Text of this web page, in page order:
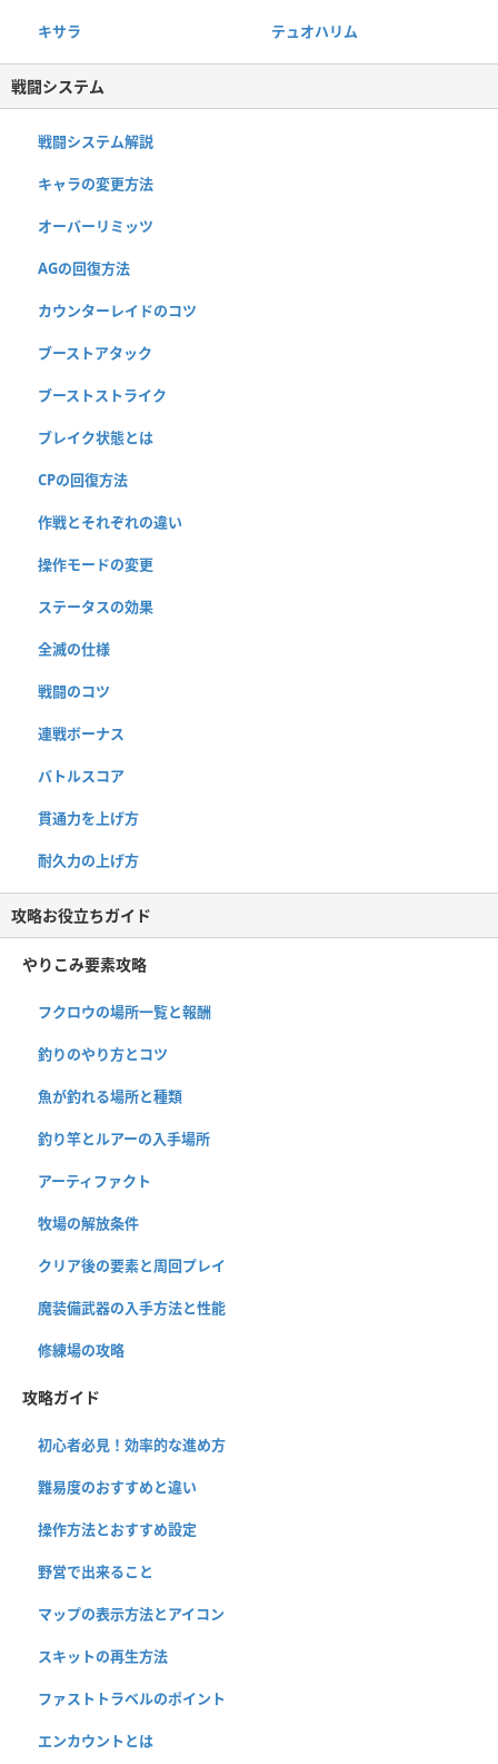
キサラ テュオハリム
戦闘システム
戦闘システム解説
キャラの変更方法
オーバーリミッツ
AGの回復方法
カウンターレイドのコツ
ブーストアタック
ブーストストライク
ブレイク状態とは
CPの回復方法
作戦とそれぞれの違い
操作モードの変更
ステータスの効果
全滅の仕様
戦闘のコツ
連戦ボーナス
バトルスコア
貫通力を上げ方
耐久力の上げ方
攻略お役立ちガイド
やりこみ要素攻略
フクロウの場所一覧と報酬
釣りのやり方とコツ
魚が釣れる場所と種類
釣り竿とルアーの入手場所
アーティファクト
牧場の解放条件
クリア後の要素と周回プレイ
魔装備武器の入手方法と性能
修練場の攻略
攻略ガイド
初心者必見！効率的な進め方
難易度のおすすめと違い
操作方法とおすすめ設定
野営で出来ること
マップの表示方法とアイコン
スキットの再生方法
ファストトラベルのポイント
エンカウントとは